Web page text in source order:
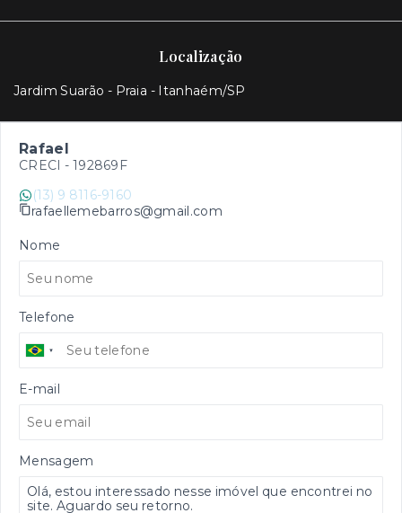
Localização
Jardim Suarão - Praia - Itanhaém/SP
Rafael
CRECI - 192869F
(13) 9 8116-9160
rafaellemebarros@gmail.com
Nome
Telefone
E-mail
Mensagem